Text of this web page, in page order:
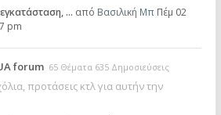
… από Βασιλική Μπ Πέμ 02
pm
forum 65 Θέματα 635 Δημοσιεύσεις
προτάσεις κτλ για αυτήν την